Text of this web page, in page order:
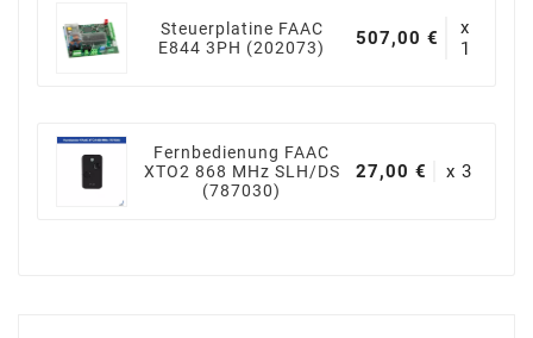
Steuerplatine FAAC
E844 3PH (202073)
507,00 €
x
1
Fernbedienung FAAC
XTO2 868 MHz SLH/DS
(787030)
27,00 € x 3